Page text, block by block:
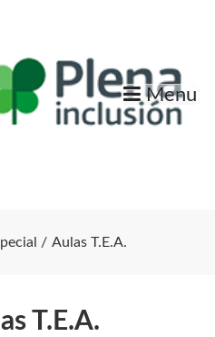
Menu
Aulas T.E.A.
T.E.A.